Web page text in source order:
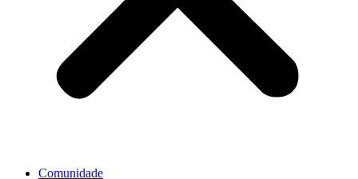
Comunidade